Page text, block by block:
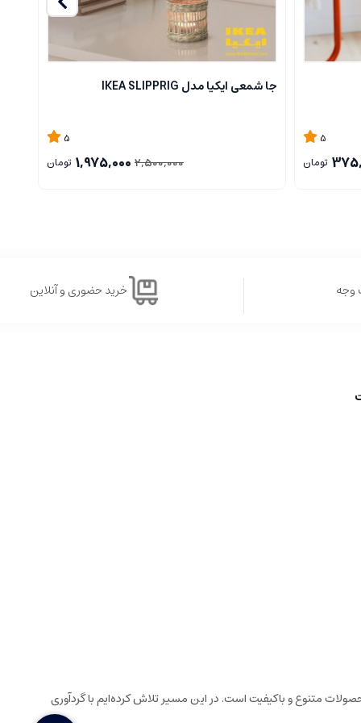
5
تومان
جا شمعی ایکیا مدل IKEA SLIPPRIG
5
2,500,000
1,975,000 تومان
وجه خرید حضوری و آنلاین
متنوع و باکیفیت است. در این مسیر تلاش کرده‌ایم با گردآوری